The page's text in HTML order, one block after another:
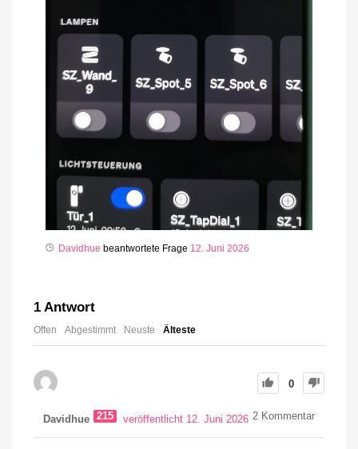
Davidhue beantwortete Frage 12. Juni 2026
1 Antwort
Offen Abgestimmt Neuste Älteste
0
Davidhue 215 veröffentlicht 12. Juni 2026 2 Kommentar